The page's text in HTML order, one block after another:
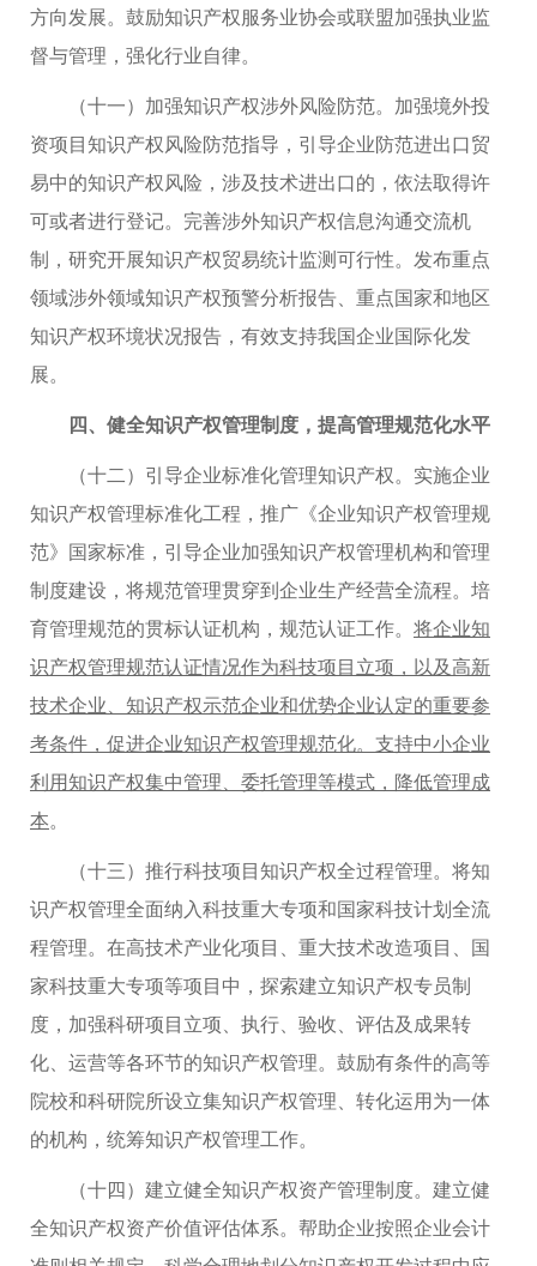
方向发展。鼓励知识产权服务业协会或联盟加强执业监
督与管理，强化行业自律。
（十一）加强知识产权涉外风险防范。加强境外投
资项目知识产权风险防范指导，引导企业防范进出口贸
易中的知识产权风险，涉及技术进出口的，依法取得许
可或者进行登记。完善涉外知识产权信息沟通交流机
制，研究开展知识产权贸易统计监测可行性。发布重点
领域涉外领域知识产权预警分析报告、重点国家和地区
知识产权环境状况报告，有效支持我国企业国际化发
展。
四、健全知识产权管理制度，提高管理规范化水平
（十二）引导企业标准化管理知识产权。实施企业
知识产权管理标准化工程，推广《企业知识产权管理规
范》国家标准，引导企业加强知识产权管理机构和管理
制度建设，将规范管理贯穿到企业生产经营全流程。培
育管理规范的贯标认证机构，规范认证工作。 将企业知
识产权管理规范认证情况作为科技项目立项，以及高新
技术企业、知识产权示范企业和优势企业认定的重要参
考条件，促进企业知识产权管理规范化。支持中小企业
利用知识产权集中管理、委托管理等模式，降低管理成
本。
（十三）推行科技项目知识产权全过程管理。将知
识产权管理全面纳入科技重大专项和国家科技计划全流
程管理。在高技术产业化项目、重大技术改造项目、国
家科技重大专项等项目中，探索建立知识产权专员制
度，加强科研项目立项、执行、验收、评估及成果转
化、运营等各环节的知识产权管理。鼓励有条件的高等
院校和科研院所设立集知识产权管理、转化运用为一体
的机构，统筹知识产权管理工作。
（十四）建立健全知识产权资产管理制度。建立健
全知识产权资产价值评估体系。帮助企业按照企业会计